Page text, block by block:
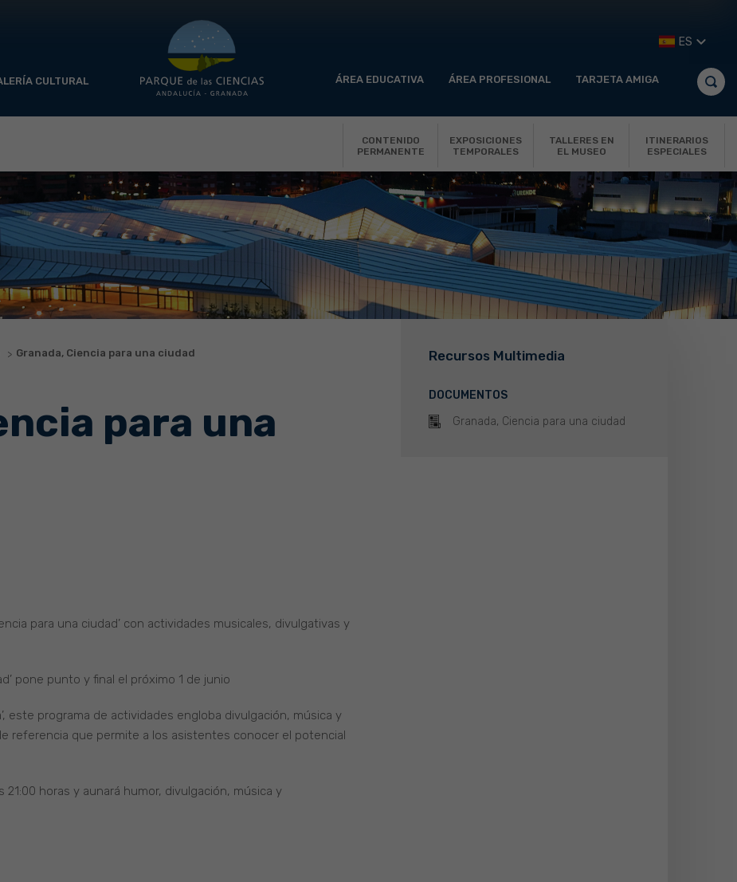
CULTURAL ÁREA EDUCATIVA ÁREA PROFESIONAL TARJETA AMIGA
ES
CONTENIDO
PERMANENTE
EXPOSICIONES
TEMPORALES
TALLERES EN
EL MUSEO
ITINERARIOS
ESPECIALES
Granada, Ciencia para una ciudad
para una
para una ciudad’ con actividades musicales, divulgativas y
pone punto y final el próximo 1 de junio
este programa de actividades engloba divulgación, música y
referencia que permite a los asistentes conocer el potencial
horas y aunará humor, divulgación, música y
Recursos Multimedia
DOCUMENTOS
Granada, Ciencia para una ciudad